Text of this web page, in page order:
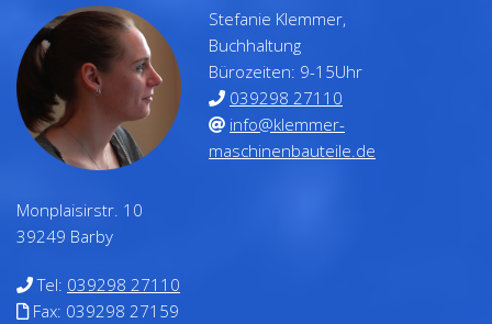
Stefanie Klemmer,
Buchhaltung
Bürozeiten: 9-15Uhr
039298 27110
info@klemmer-
maschinenbauteile.de
Monplaisirstr. 10
39249 Barby
Tel: 039298 27110
Fax: 039298 27159